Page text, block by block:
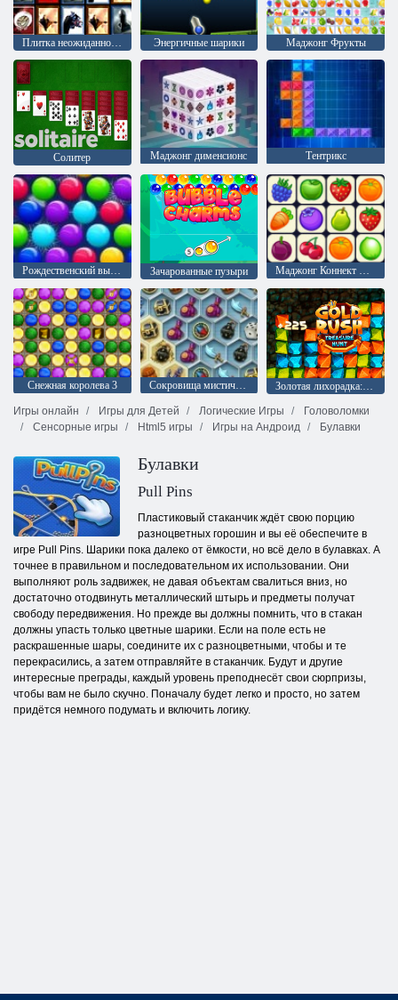
Плитка неожиданностей Энергичные шарики Маджонг Фрукты
Солитер Mаджонг дименсионс Тентрикс
Рождественский выпуск: Забавные пузыри Зачарованные пузыри Маджонг Коннект Онет
Снежная королева 3 Сокровища мистического моря
Золотая лихорадка: Охотник за сокровищами
Игры онлайн
Игры для Детей Логические Игры
Головоломки
Сенсорные игры
Html5 игры Игры на Андроид Булавки
Булавки
Pull Pins
Пластиковый стаканчик ждёт свою порцию
разноцветных горошин и вы её обеспечите в
игре Pull Pins. Шарики пока далеко от ёмкости, но всё дело в булавках. А
точнее в правильном и последовательном их использовании. Они
выполняют роль задвижек, не давая объектам свалиться вниз, но
достаточно отодвинуть металлический штырь и предметы получат
свободу передвижения. Но прежде вы должны помнить, что в стакан
должны упасть только цветные шарики. Если на поле есть не
раскрашенные шары, соедините их с разноцветными, чтобы и те
перекрасились, а затем отправляйте в стаканчик. Будут и другие
интересные преграды, каждый уровень преподнесёт свои сюрпризы,
чтобы вам не было скучно. Поначалу будет легко и просто, но затем
придётся немного подумать и включить логику.